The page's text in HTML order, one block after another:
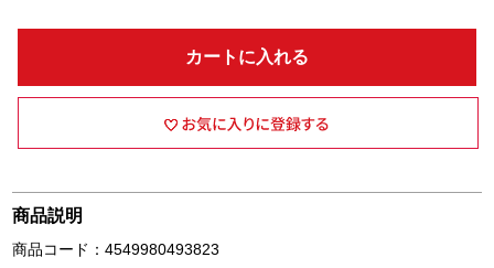
カートに入れる
商品説明
商品コード：4549980493823